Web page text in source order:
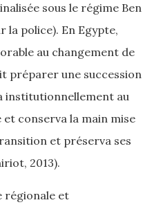
sous le régime Ben
la police). En Egypte,
au changement de
préparer une succession
institutionnellement au
conserva la main mise
et préserva ses
2013).
régionale et